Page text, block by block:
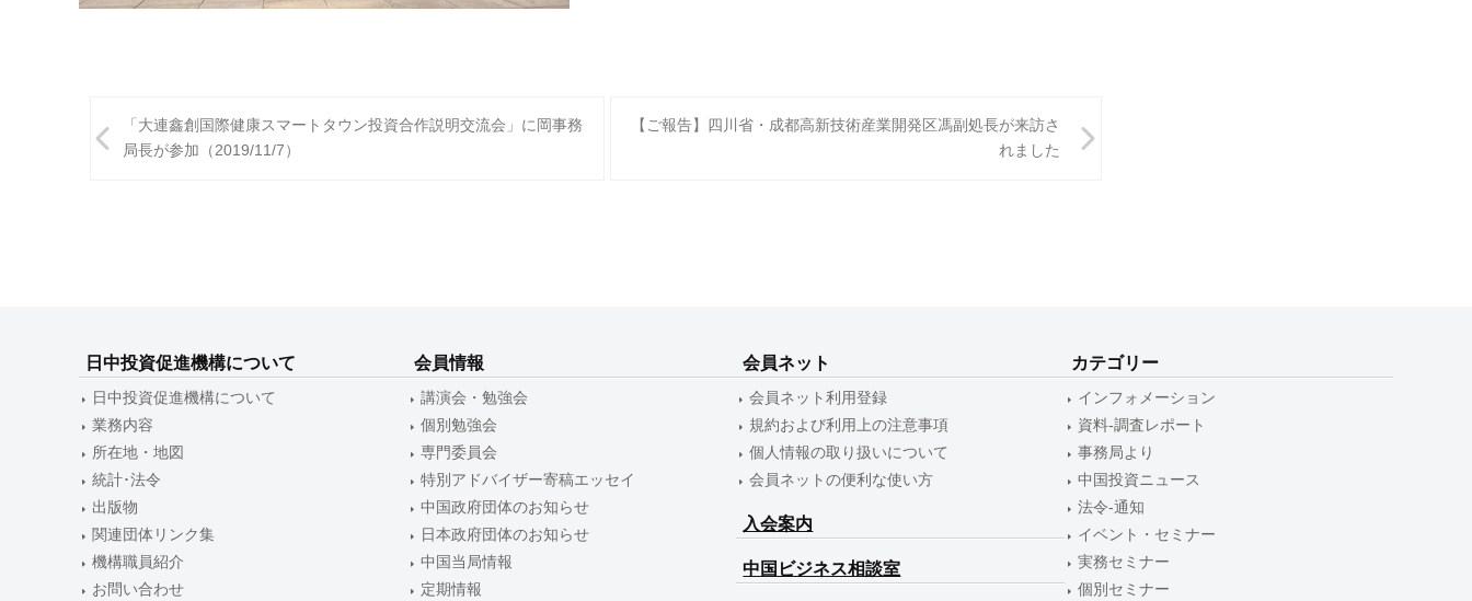
稿
シ
ョ
ン
「大連鑫創国際健康スマートタウン投資合作説明交流会」に岡事務
局長が参加（2019/11/7）
【ご報告】四川省・成都高新技術産業開発区馮副処長が来訪さ
れました
日中投資促進機構について
日中投資促進機構について
業務内容
所在地・地図
統計･法令
出版物
関連団体リンク集
機構職員紹介
お問い合わせ
会員情報
講演会・勉強会
個別勉強会
専門委員会
特別アドバイザー寄稿エッセイ
中国政府団体のお知らせ
日本政府団体のお知らせ
中国当局情報
定期情報
会員ネット
会員ネット利用登録
規約および利用上の注意事項
個人情報の取り扱いについて
会員ネットの便利な使い方
入会案内
中国ビジネス相談室
カテゴリー
インフォメーション
資料-調査レポート
事務局より
中国投資ニュース
法令-通知
イベント・セミナー
実務セミナー
個別セミナー